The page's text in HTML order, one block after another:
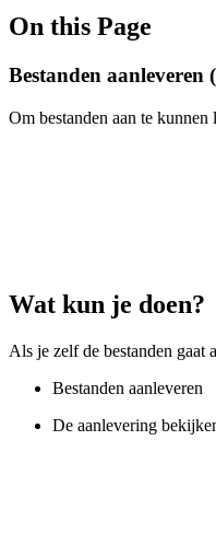
On this Page
Bestanden aanleveren
Om bestanden aan te
Wat kun je doen?
Als je zelf de bestanden gaat
Bestanden aanleveren
De aanlevering